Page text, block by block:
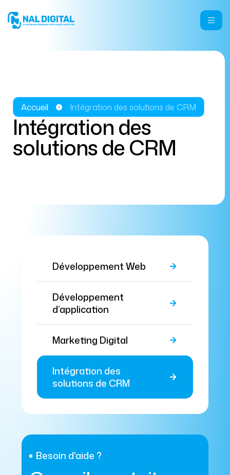
Accueil Intégration des solutions de CRM
Intégration des
solutions de CRM
Développement Web
Développement
d’application
Marketing Digital
Intégration des
solutions de CRM
Besoin d'aide ?